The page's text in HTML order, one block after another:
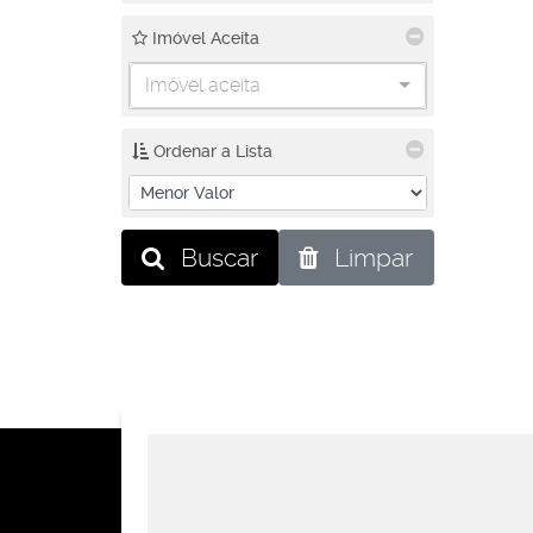
Imóvel Aceita
Imóvel aceita
Ordenar a Lista
Buscar Limpar